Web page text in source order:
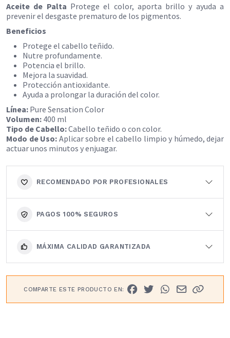
Aceite de Palta Protege el color, aporta brillo y ayuda a
prevenir el desgaste prematuro de los pigmentos.
Beneficios
Protege el cabello teñido.
Nutre profundamente.
Potencia el brillo.
Mejora la suavidad.
Protección antioxidante.
Ayuda a prolongar la duración del color.
Línea: Pure Sensation Color
Volumen: 400 ml
Tipo de Cabello:Cabello teñido o con color.
Modo de Uso: Aplicar sobre el cabello limpio y húmedo, dejar
actuar unos minutos y enjuagar.
RECOMENDADO POR PROFESIONALES
PAGOS 100% SEGUROS
MÁXIMA CALIDAD GARANTIZADA
COMPARTE ESTE PRODUCTO EN: